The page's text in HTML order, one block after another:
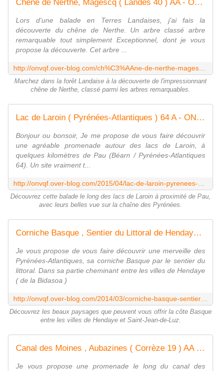
Chêne de Nerthe, Magescq ( Landes 40 ) AA - ONVQF.over-blog.com
Lors d'une balade en Terres Landaises, j'ai fais la
découverte du chêne de Nerthe. Un arbre classé arbre
remarquable tout simplement Exceptionnel, dont je vous
propose la découverte. Cet arbre ...
Marchez dans la forêt Landaise à la découverte de l'impressionnant
chêne de Nerthe, classé parmi les arbres remarquables.
Lac de Laroin ( Pyrénées-Atlantiques ) 64 A - ONVQF.over-blog.com
Bonjour ou bonsoir, Je me propose de vous faire découvrir
une agréable promenade autour des lacs de Laroin, à
quelques kilomètres de Pau (Béarn / Pyrénées-Atlantiques
64). Un site vraiment t...
Découvrez cette balade le long des lacs de Laroin à proximité de Pau,
avec leurs belles vue sur la chaîne des Pyrénées.
Corniche Basque , Sentier du Littoral de Hendaye à Saint-Jean-de-Luz ( Pyrénées-Atlantiques 64 ) AAA Rando - ONVQF.over-blog.com
Je vous propose de vous faire découvrir une merveille des
Pyrénées-Atlantiques, sa corniche Basque par le sentier du
littoral. Dans sa partie cheminant entre les villes de Hendaye
( de la Bidasoa )
Découvrez les beaux paysages que peuvent vous offrir la côte Basque
entre les villes de Hendaye et Saint-Jean-de-Luz.
Canal des Moines , Aubazines ( Corrèze 19 ) AA - ONVQF.over-blog.com
Je vous propose une promenade le long du canal des